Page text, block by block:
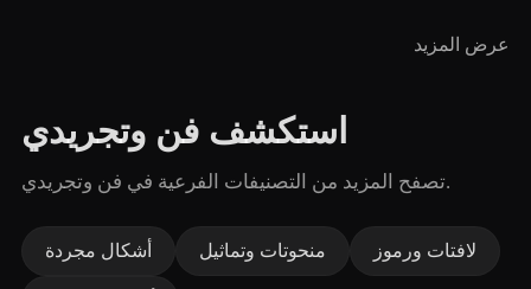
عرض المزيد
استكشف فن وتجريدي
تصفح المزيد من التصنيفات الفرعية في فن وتجريدي.
أشكال مجردة منحوتات وتماثيل لافتات ورموز